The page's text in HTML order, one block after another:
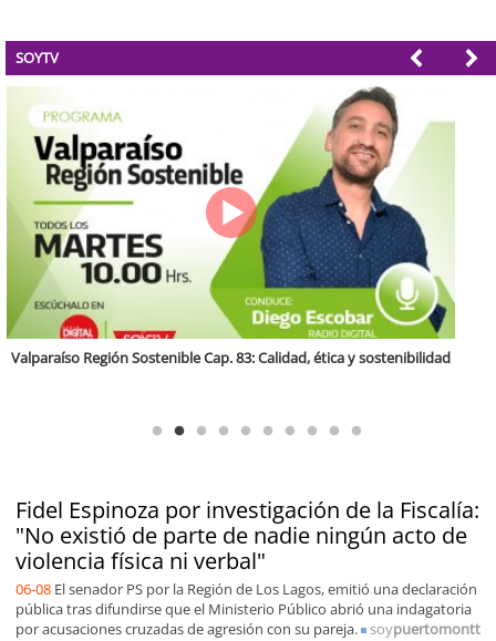
SOYTV
Fidel Espinoza por investigación de la Fiscalía:
"No existió de parte de nadie ningún acto de
violencia física ni verbal"
06-08 El senador PS por la Región de Los Lagos, emitió una declaración
pública tras difundirse que el Ministerio Público abrió una indagatoria
por acusaciones cruzadas de agresión con su pareja.
soypuertomontt